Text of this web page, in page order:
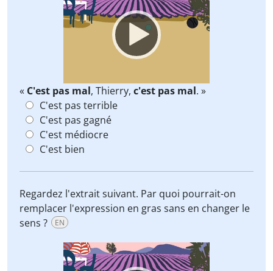
Player
« C'est pas mal, Thierry, c'est pas mal. »
C'est pas terrible
C'est pas gagné
C'est médiocre
C'est bien
Regardez l'extrait suivant. Par quoi pourrait-on
remplacer l'expression en gras sans en changer le
sens ?
EN
Video
Player